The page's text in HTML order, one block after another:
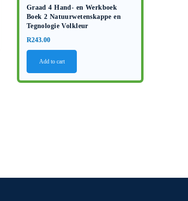
Graad 4 Hand- en Werkboek
Boek 2 Natuurwetenskappe en
Tegnologie Volkleur
R243.00
Add to cart